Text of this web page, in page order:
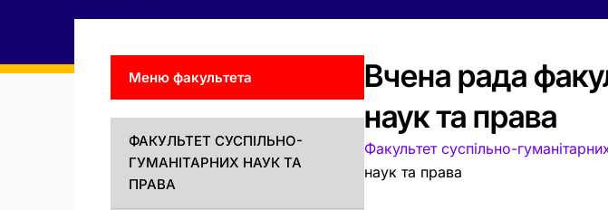
Вчена рада
наук та права
Факультет суспільно-
наук та права
Меню факультета
ФАКУЛЬТЕТ СУСПІЛЬНО-
ГУМАНІТАРНИХ НАУК ТА
ПРАВА